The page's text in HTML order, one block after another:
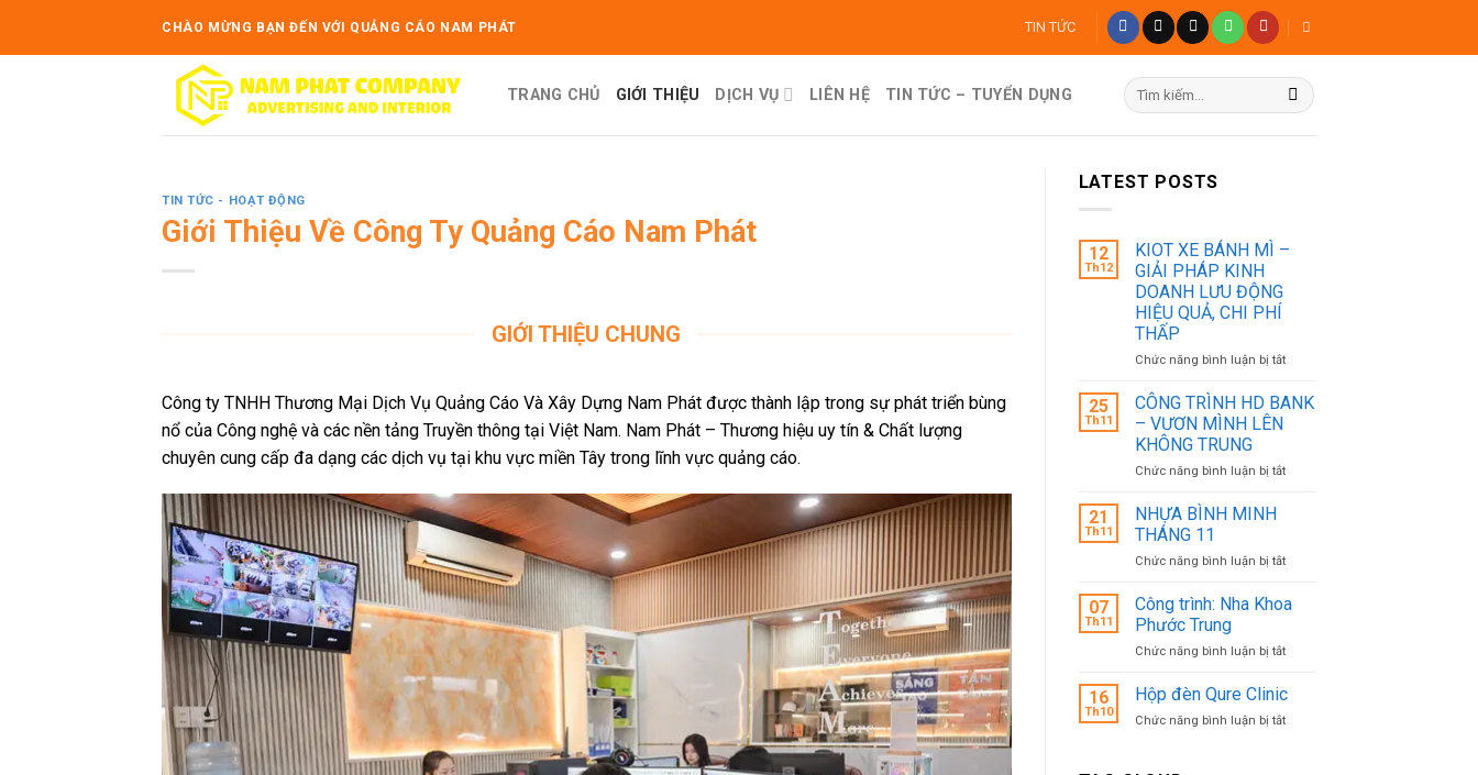
CHÀO MỪNG BẠN ĐẾN VỚI QUẢNG CÁO NAM PHÁT TIN TỨC
TRANG CHỦ GIỚI THIỆU DỊCH VỤ LIÊN HỆ TIN TỨC – TUYỂN DỤNG
Tìm
kiếm:
TIN TỨC - HOẠT ĐỘNG
Giới Thiệu Về Công Ty Quảng Cáo Nam Phát
GIỚI THIỆU CHUNG
Công ty TNHH Thương Mại Dịch Vụ Quảng Cáo Và Xây Dựng Nam Phát được thành lập trong sự phát triển bùng
nổ của Công nghệ và các nền tảng Truyền thông tại Việt Nam. Nam Phát – Thương hiệu uy tín & Chất lượng
chuyên cung cấp đa dạng các dịch vụ tại khu vực miền Tây trong lĩnh vực quảng cáo.
LATEST POSTS
12
Th12
KIOT XE BÁNH MÌ –
GIẢI PHÁP KINH
DOANH LƯU ĐỘNG
HIỆU QUẢ, CHI PHÍ
THẤP
Chức năng bình luận bị tắtở
XE
GIẢI
ĐỘNG
QUẢ,
THẤP
25
Th11
CÔNG TRÌNH HD BANK
– VƯƠN MÌNH LÊN
KHÔNG TRUNG
Chức năng bình luận bị tắtở
–
MÌNH
TRUNG
21
Th11
NHỰA BÌNH MINH
THÁNG 11
Chức năng bình luận bị tắtở
11
07
Th11
Công trình: Nha Khoa
Phước Trung
Chức năng bình luận bị tắtở
Khoa
16
Th10
Hộp đèn Qure Clinic
Chức năng bình luận bị tắtở